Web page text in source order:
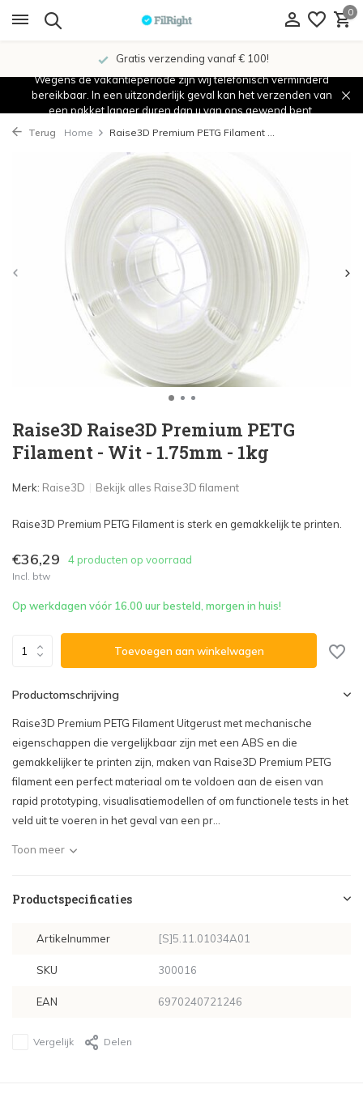
0
Gratis verzending vanaf € 100!
Wegens de vakantieperiode zijn wij telefonisch verminderd
bereikbaar. In een uitzonderlijk geval kan het verzenden van
een pakket langer duren dan u van ons gewend bent.
Terug Home Raise3D Premium PETG Filament ...
Raise3D Raise3D Premium PETG
Filament - Wit - 1.75mm - 1kg
Merk: Raise3D Bekijk alles Raise3D filament
Raise3D Premium PETG Filament is sterk en gemakkelijk te printen.
€36,29 4 producten op voorraad
Incl. btw
Op werkdagen vóór 16.00 uur besteld, morgen in huis!
Toevoegen aan winkelwagen
Productomschrijving
Raise3D Premium PETG Filament Uitgerust met mechanische
eigenschappen die vergelijkbaar zijn met een ABS en die
gemakkelijker te printen zijn, maken van Raise3D Premium PETG
filament een perfect materiaal om te voldoen aan de eisen van
rapid prototyping, visualisatiemodellen of om functionele tests in het
veld uit te voeren in het geval van een pr...
Toon meer
Productspecificaties
Artikelnummer [S]5.11.01034A01
SKU 300016
EAN 6970240721246
Vergelijk Delen